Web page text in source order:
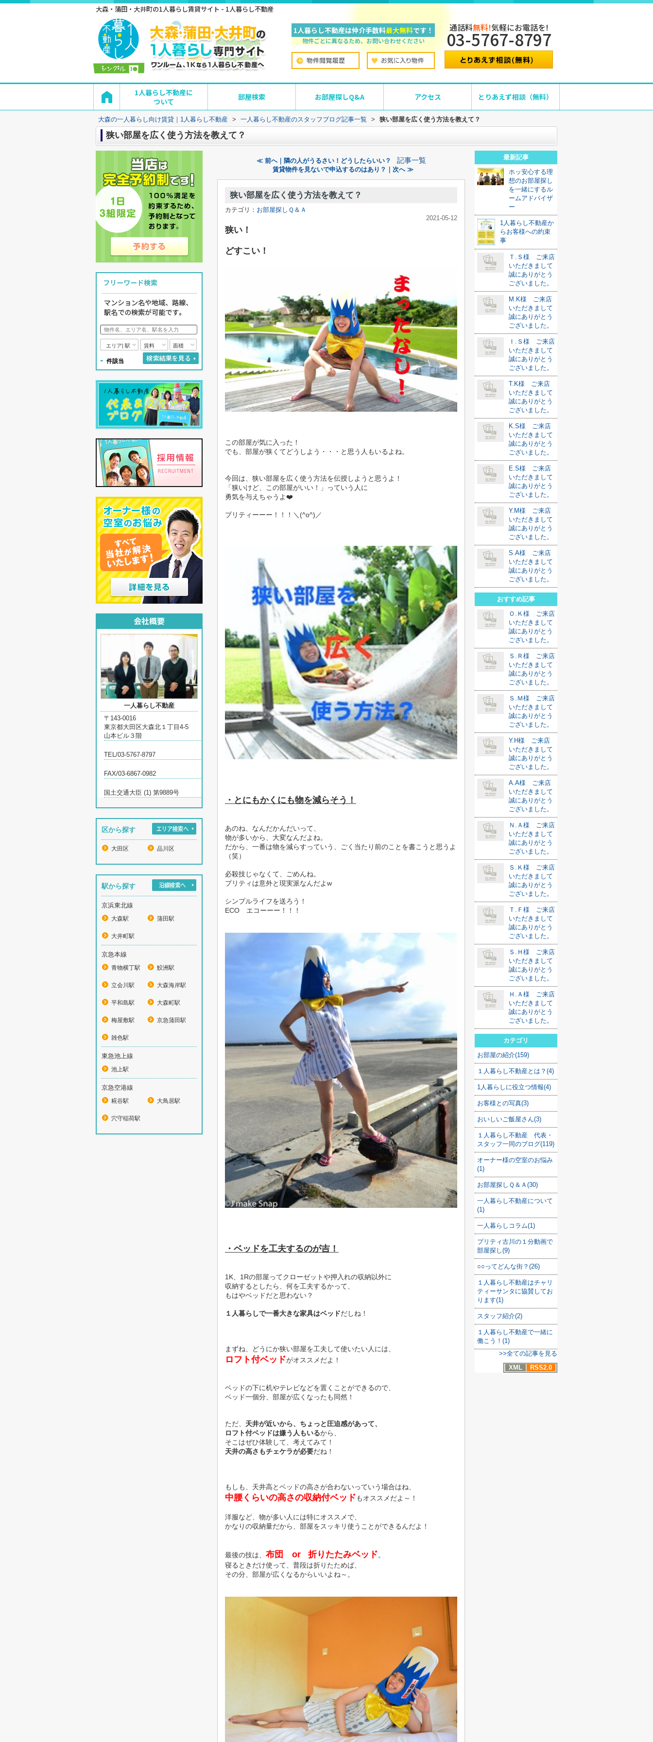
大森・蒲田・大井町の1人暮らし賃貸サイト - 1人暮らし不動産
1人暮らし不動産は仲介手数料最大無料です！
物件ごとに異なるため、お問い合わせください
通話料無料!気軽にお電話を!
03-5767-8797
1人暮らし不動産に
ついて
部屋検索 お部屋探しQ&A アクセス とりあえず相談（無料）
大森の一人暮らし向け賃貸｜1人暮らし不動産 > 一人暮らし不動産のスタッフブログ記事一覧 > 狭い部屋を広く使う方法を教えて？
狭い部屋を広く使う方法を教えて？
≪ 前へ｜隣の人がうるさい！どうしたらいい？ 記事一覧
賃貸物件を見ないで申込するのはあり？｜次へ ≫
狭い部屋を広く使う方法を教えて？
カテゴリ： お部屋探しＱ＆Ａ
2021-05-12
狭い！
どすこい！
この部屋が気に入った！
でも、部屋が狭くてどうしよう・・・と思う人もいるよね。
今回は、狭い部屋を広く使う方法を伝授しようと思うよ！
「狭いけど、この部屋がいい！」っていう人に
勇気を与えちゃうよ❤️
プリティーーー！！！＼(^o^)／
・とにもかくにも物を減らそう！
あのね、なんだかんだいって、
物が多いから、大変なんだよね。
だから、一番は物を減らすっていう、ごく当たり前のことを書こうと思うよ
（笑）
必殺技じゃなくて、ごめんね。
プリティは意外と現実派なんだよw
シンプルライフを送ろう！
ECO エコーーー！！！
・ベッドを工夫するのが吉！
1K、1Rの部屋ってクローゼットや押入れの収納以外に
収納するとしたら、何を工夫するかって、
もはやベッドだと思わない？
１人暮らしで一番大きな家具はベッドだしね！
まずね、どうにか狭い部屋を工夫して使いたい人には、
ロフト付ベッドがオススメだよ！
ベッドの下に机やテレビなどを置くことができるので、
ベッド一個分、部屋が広くなったも同然！
ただ、 天井が近いから、ちょっと圧迫感があって、
ロフト付ベッドは嫌う人もいるから、
そこはぜひ体験して、考えてみて！
天井の高さもチェケラが必要だね！
もしも、天井高とベッドの高さが合わないっていう場合はね、
中腰くらいの高さの収納付ベッドもオススメだよ～！
洋服など、物が多い人には特にオススメで、
かなりの収納量だから、部屋をスッキリ使うことができるんだよ！
最後の技は、 布団 or 折りたたみベッド。
寝るときだけ使って、普段は折りたためば、
その分、部屋が広くなるからいいよね～。
最新記事
ホッ安心する理
想のお部屋探し
を一緒にするル
ームアドバイザ
ー
1人暮らし不動産か
らお客様への約束
事
Ｔ.Ｓ様 ご来店
いただきまして
誠にありがとう
ございました。
M.K様 ご来店
いただきまして
誠にありがとう
ございました。
Ｉ.Ｓ様 ご来店
いただきまして
誠にありがとう
ございました。
T.K様 ご来店
いただきまして
誠にありがとう
ございました。
K.S様 ご来店
いただきまして
誠にありがとう
ございました。
E.S様 ご来店
いただきまして
誠にありがとう
ございました。
Y.M様 ご来店
いただきまして
誠にありがとう
ございました。
S.A様 ご来店
いただきまして
誠にありがとう
ございました。
おすすめ記事
Ｏ.Ｋ様 ご来店
いただきまして
誠にありがとう
ございました。
Ｓ.Ｒ様 ご来店
いただきまして
誠にありがとう
ございました。
Ｓ.Ｍ様 ご来店
いただきまして
誠にありがとう
ございました。
Y.H様 ご来店
いただきまして
誠にありがとう
ございました。
A.A様 ご来店
いただきまして
誠にありがとう
ございました。
Ｎ.Ａ様 ご来店
いただきまして
誠にありがとう
ございました。
Ｓ.Ｋ様 ご来店
いただきまして
誠にありがとう
ございました。
Ｔ.Ｆ様 ご来店
いただきまして
誠にありがとう
ございました。
Ｓ.Ｈ様 ご来店
いただきまして
誠にありがとう
ございました。
Ｈ.Ａ様 ご来店
いただきまして
誠にありがとう
ございました。
カテゴリ
お部屋の紹介(159)
１人暮らし不動産とは？(4)
1人暮らしに役立つ情報(4)
お客様との写真(3)
おいしいご飯屋さん(3)
１人暮らし不動産 代表・
スタッフ一同のブログ(119)
オーナー様の空室のお悩み
(1)
お部屋探しＱ＆Ａ(30)
一人暮らし不動産について
(1)
一人暮らしコラム(1)
プリティ古川の１分動画で
部屋探し(9)
○○ってどんな街？(26)
１人暮らし不動産はチャリ
ティーサンタに協賛してお
ります(1)
スタッフ紹介(2)
１人暮らし不動産で一緒に
働こう！(1)
>>全ての記事を見る
XML
RSS2.0
エリア| 駅 賃料 面積
- 件該当
一人暮らし不動産
〒143-0016
東京都大田区大森北１丁目4-5
山本ビル３階
TEL/03-5767-8797
FAX/03-6867-0982
国土交通大臣 (1) 第9889号
区から探す
大田区 品川区
駅から探す
京浜東北線
大森駅 蒲田駅
大井町駅
京急本線
青物横丁駅 鮫洲駅
立会川駅 大森海岸駅
平和島駅 大森町駅
梅屋敷駅 京急蒲田駅
雑色駅
東急池上線
池上駅
京急空港線
糀谷駅 大鳥居駅
穴守稲荷駅